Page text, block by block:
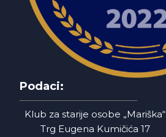
Podaci:
Klub za starije osobe „Mariška“
Trg Eugena Kumičića 17